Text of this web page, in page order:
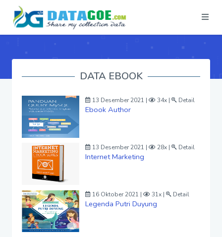
DATA EBOOK
13 Desember 2021 | 34x | Detail
Ebook Author
13 Desember 2021 | 28x | Detail
Internet Marketing
16 Oktober 2021 | 31x | Detail
Legenda Putri Duyung